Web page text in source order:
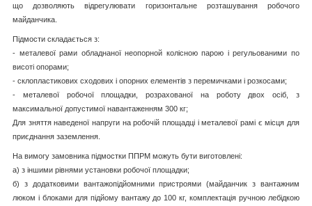
що дозволяють відрегулювати горизонтальне розташування робочого
майданчика.
Підмости складається з:
- металевої рами обладнаної неопорной колісною парою і регульованими по
висоті опорами;
- склопластикових сходових і опорних елементів з перемичками і розкосами;
- металевої робочої площадки, розрахованої на роботу двох осіб, з
максимальної допустимої навантаженням 300 кг;
Для зняття наведеної напруги на робочій площадці і металевої рамі є місця для
приєднання заземлення.
На вимогу замовника підмостки ППРМ можуть бути виготовлені:
а) з іншими рівнями установки робочої площадки;
б) з додатковими вантажопідйомними пристроями (майданчик з вантажним
люком і блоками для підйому вантажу до 100 кг, комплектація ручною лебідкою